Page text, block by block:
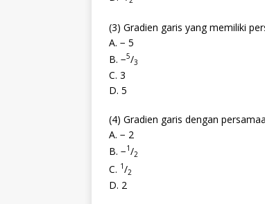
(3) Gradien garis yang memiliki
A. − 5
B. −5/3
C. 3
D. 5
(4) Gradien garis dengan
A. − 2
B. −1/2
C. 1/2
D. 2